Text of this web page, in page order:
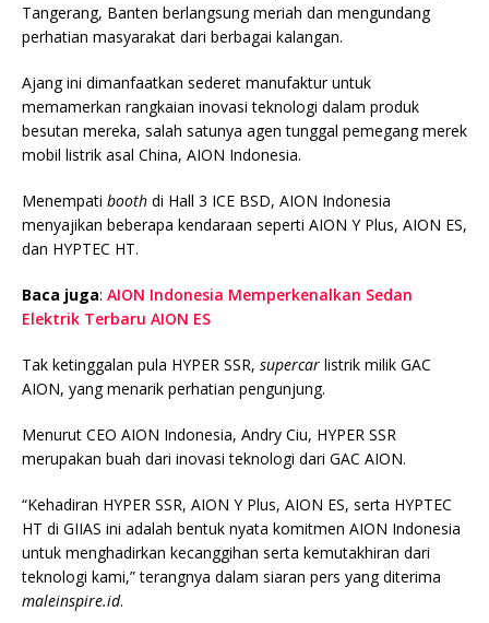
Tangerang, Banten berlangsung meriah dan mengundang
perhatian masyarakat dari berbagai kalangan.
Ajang ini dimanfaatkan sederet manufaktur untuk
memamerkan rangkaian inovasi teknologi dalam produk
besutan mereka, salah satunya agen tunggal pemegang merek
mobil listrik asal China, AION Indonesia.
Menempati booth di Hall 3 ICE BSD, AION Indonesia
menyajikan beberapa kendaraan seperti AION Y Plus, AION ES,
dan HYPTEC HT.
Baca juga: AION Indonesia Memperkenalkan Sedan
Elektrik Terbaru AION ES
Tak ketinggalan pula HYPER SSR, supercar listrik milik GAC
AION, yang menarik perhatian pengunjung.
Menurut CEO AION Indonesia, Andry Ciu, HYPER SSR
merupakan buah dari inovasi teknologi dari GAC AION.
“Kehadiran HYPER SSR, AION Y Plus, AION ES, serta HYPTEC
HT di GIIAS ini adalah bentuk nyata komitmen AION Indonesia
untuk menghadirkan kecanggihan serta kemutakhiran dari
teknologi kami,” terangnya dalam siaran pers yang diterima
maleinspire.id.